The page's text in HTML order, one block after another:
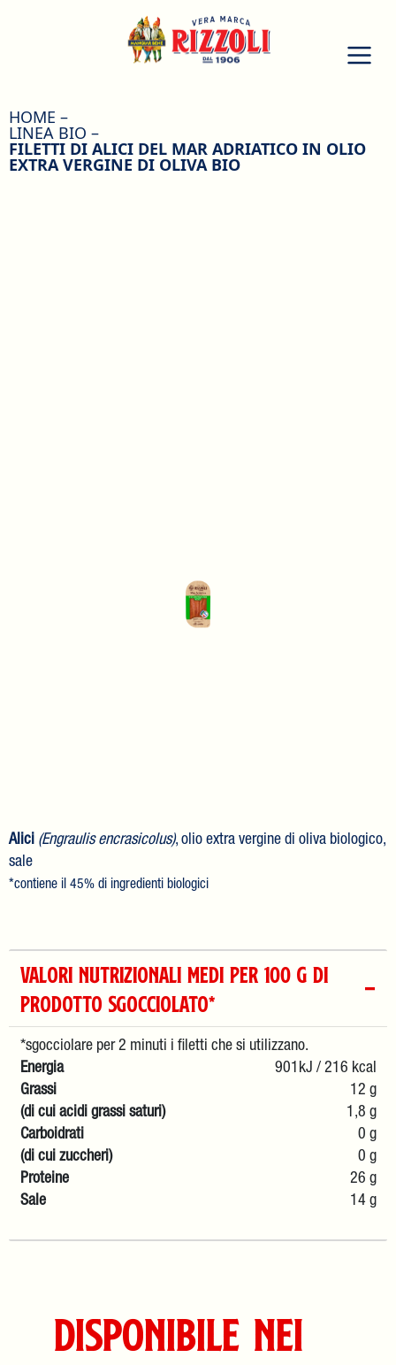
HOME
LINEA BIO
FILETTI DI ALICI DEL MAR ADRIATICO IN OLIO
EXTRA VERGINE DI OLIVA BIO
Alici (Engraulis encrasicolus), olio extra vergine di oliva biologico,
sale
*contiene il 45% di ingredienti biologici
VALORI NUTRIZIONALI MEDI PER 100 g DI
PRODOTTO SGOCCIOLATO*
*sgocciolare per 2 minuti i filetti che si utilizzano.
Energia
901kJ / 216 kcal
Grassi
12 g
(di cui acidi grassi saturi)
1,8 g
Carboidrati
0 g
(di cui zuccheri)
0 g
Proteine
26 g
Sale
14 g
Disponibile nei